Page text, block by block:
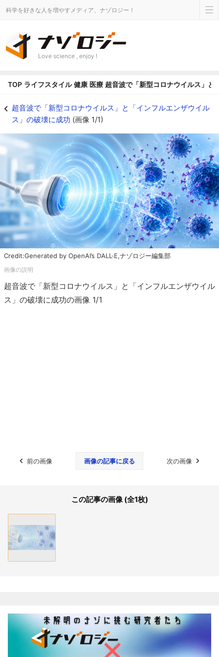
科学を好きな人を増やすメディア、ナゾロジー！
Love science , enjoy !
TOP ライフスタイル 健康 医療 超音波で「新型コロナウイルス」と
超音波で「新型コロナウイルス」と「インフルエンザウイル
ス」の破壊に成功 (画像 1/1)
Credit:Generated by OpenAI’s DALL·E,ナゾロジー編集部
超音波で「新型コロナウイルス」と「インフルエンザウイル
ス」の破壊に成功の画像 1/1
前の画像 画像の記事に戻る 次の画像
この記事の画像 (全1枚)